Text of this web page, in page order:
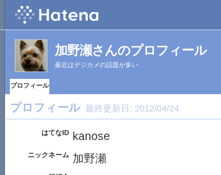
加野瀬さんのプロフィール
最近はデジカメの話題が多い
プロフィール
プロフィール 最終更新日: 2012/04/24
はてなID kanose
ニックネーム 加野瀬